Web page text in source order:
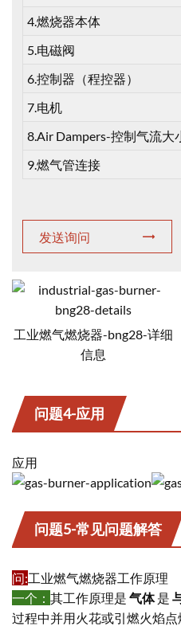
4.燃烧器本体
5.电磁阀
6.控制器（程控器）
7.电机
8.Air Dampers-控制气流大
9.燃气管连接
发送询问
工业燃气燃烧器-bng28-详细
信息
问题4-应用
应用
问题5-常见问题解答
问:工业燃气燃烧器工作原理
一个： 其工作原理是 气体 是
过程中并用火花或引燃火焰点